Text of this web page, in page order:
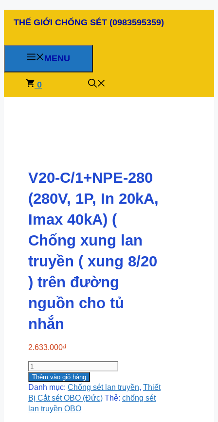
đến
dung
THẾ GIỚI CHỐNG SÉT (0983595359)
MENU
0
V20-C/1+NPE-280
(280V, 1P, In 20kA,
Imax 40kA) (
Chống xung lan
truyền ( xung 8/20
) trên đường
nguồn cho tủ
nhắn
2.633.000₫
V20-
C/1+NPE-
280
(280V,
1P,
Thêm vào giỏ hàng
Danh mục: Chống sét lan truyền, Thiết
Bị Cắt sét OBO (Đức) Thẻ: chống sét
lan truyền OBO